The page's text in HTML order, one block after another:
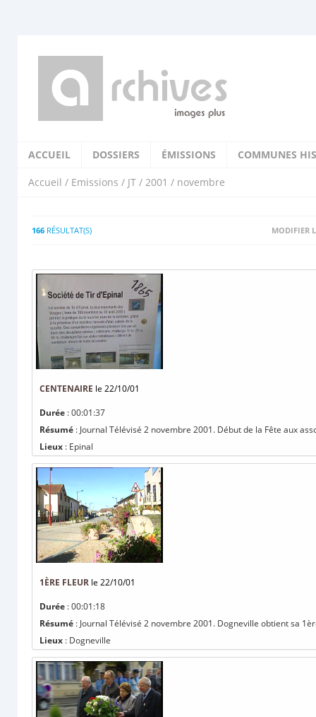
ACCUEIL DOSSIERS ÉMISSIONS COMMUNES
Accueil / Emissions / JT / 2001 / novembre
166 RÉSULTAT(S) MODIFIER
CENTENAIRE le 22/10/01
Durée : 00:01:37
Résumé : Journal Télévisé 2 novembre 2001. Début de la Fête aux
Lieux : Epinal
1ÈRE FLEUR le 22/10/01
Durée : 00:01:18
Résumé : Journal Télévisé 2 novembre 2001. Dogneville obtient sa
Lieux : Dogneville